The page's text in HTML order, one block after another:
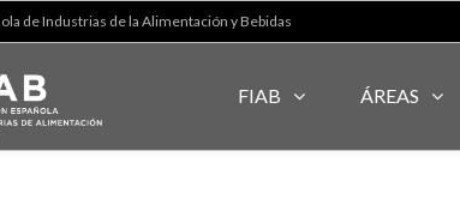
de Industrias de la Alimentación y Bebidas
FIAB ÁREAS